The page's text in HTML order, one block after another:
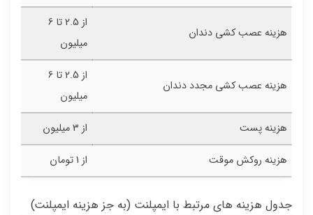
هزینه عصب کشی دندان
از 2.5 تا 6
میلیون
هزینه عصب کشی مجدد دندان
از 2.5 تا 6
میلیون
هزینه پست
از 3 میلیون
هزینه روکش موقت
از 1 تومان
جدول هزینه های مرتبط با ایمپلنت (به جز هزینه ایمپلنت)